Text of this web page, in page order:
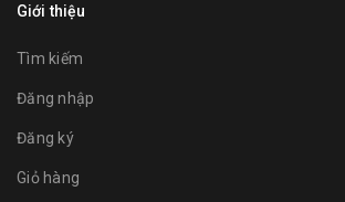
Giới thiệu
Tìm kiếm
Đăng nhập
Đăng ký
Giỏ hàng